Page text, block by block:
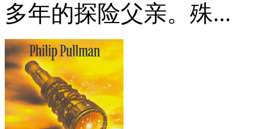
多年的探险父亲。殊...